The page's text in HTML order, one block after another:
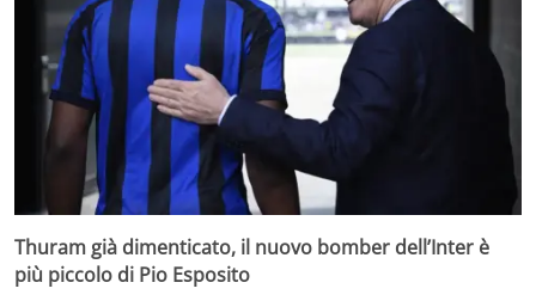
Thuram già dimenticato, il nuovo bomber dell’Inter è
più piccolo di Pio Esposito